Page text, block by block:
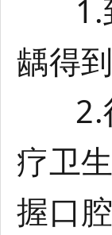
1.到
龋得
2.行
疗卫
握口